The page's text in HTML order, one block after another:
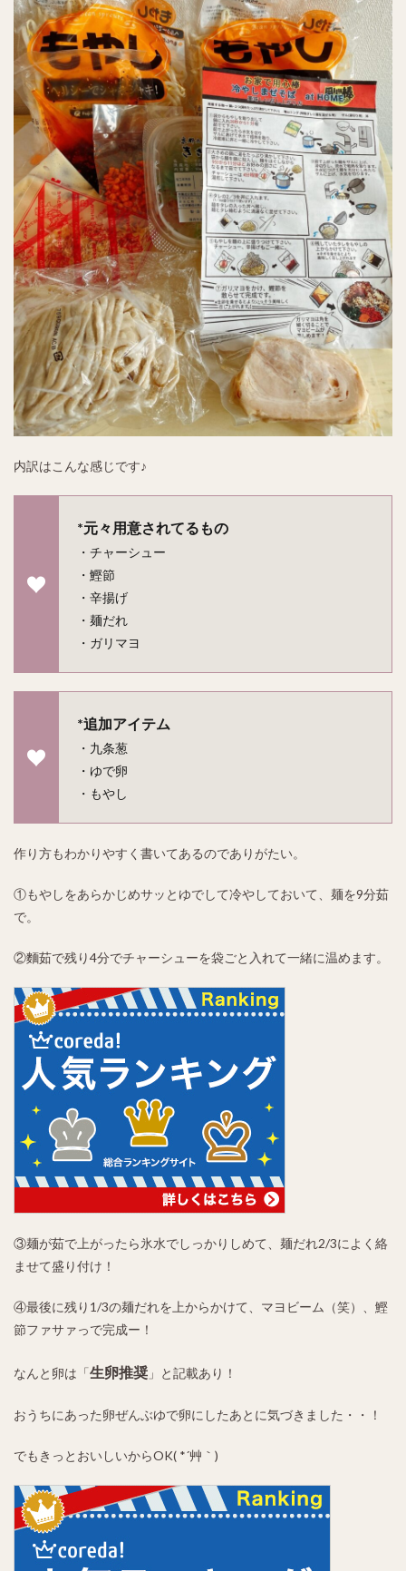
内訳はこんな感じです♪
*元々用意されてるもの
・チャーシュー
・鰹節
・辛揚げ
・麺だれ
・ガリマヨ
*追加アイテム
・九条葱
・ゆで卵
・もやし
作り方もわかりやすく書いてあるのでありがたい。
①もやしをあらかじめサッとゆでして冷やしておいて、麺を9分茹
で。
②麵茹で残り4分でチャーシューを袋ごと入れて一緒に温めます。
③麺が茹で上がったら氷水でしっかりしめて、麺だれ2/3によく絡
ませて盛り付け！
④最後に残り1/3の麺だれを上からかけて、マヨビーム（笑）、鰹
節ファサァっで完成ー！
なんと卵は「生卵推奨 」と記載あり！
おうちにあった卵ぜんぶゆで卵にしたあとに気づきました・・！
でもきっとおいしいからOK( *´艸｀)